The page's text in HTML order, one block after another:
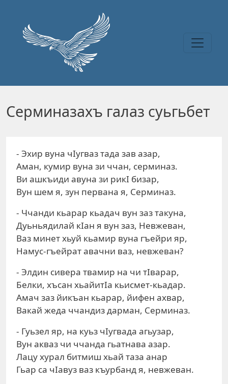
Серминазахъ галаз суьгьбет
- Эхир вуна чIугваз тада зав азар,
Аман, кумир вуна зи ччан, серминаз.
Ви ашкъиди авуна зи рикI бизар,
Вун шем я, зун первана я, Серминаз.
- Ччанди кьарар кьадач вун заз такуна,
Дуьньядилай кIан я вун заз, Невжеван,
Ваз минет хьуй кьамир вуна гъейри яр,
Намус-гъейрат авачни ваз, невжеван?
- Элдин сивера твамир на чи тIварар,
Белки, хъсан хьайитIа кьисмет-кьадар.
Амач заз йикъан кьарар, йифен ахвар,
Вакай жеда ччандиз дарман, Серминаз.
- Гуьзел яр, на куьз чIугвада агьузар,
Вун акваз чи ччанда гьатнава азар.
Лацу хурал битмиш хьай таза анар
Гьар са чIавуз ваз къурбанд я, невжеван.